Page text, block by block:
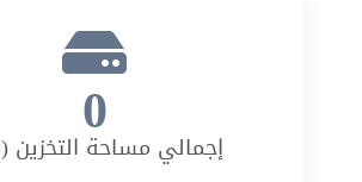
0
إجمالي مساحة التخزين (TB)